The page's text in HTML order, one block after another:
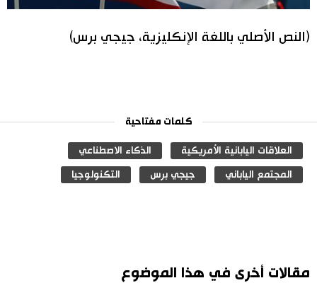
(النص الأصلي باللغة الإنكليزية، جيجي برس)
كلمات مفتاحية
العلاقات اليابانية الأمريكية الذكاء الاصطناعي
المجتمع الياباني جيجي برس التكنولوجيا
مقالات أخرى في هذا الموضوع